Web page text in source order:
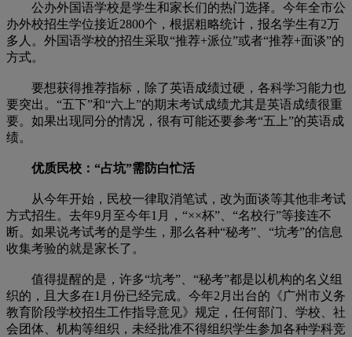
公办外国语学校是学生和家长们的热门选择。今年全市公
办外校招生学位接近2800个，根据粗略统计，报名学生有2万
多人。外国语学校的招生采取“推荐+派位”或者“推荐+面谈”的
方式。
要想获得推荐指标，除了英语成绩过硬，各科学习能力也
要突出。“五下”和“六上”的期末考试成绩尤其是英语成绩很重
要。如果出现同分的情况，很有可能还要参考“五上”的英语成
绩。
优质民校：“占坑”需防白忙活
从今年开始，民校一律取消笔试，改为面谈等其他非考试
方式招生。去年9月至今年1月，“××杯”、“名校行”等接连不
断。如果说考试考的是学生，那么各种“秘考”、“坑考”的信息
收集考验的就是家长了。
值得提醒的是，许多“坑考”、“秘考”都是以机构的名义组
织的，且大多在1月份已经完成。今年2月出台的《广州市义务
教育阶段学校招生工作指导意见》规定，任何部门、学校、社
会团体、机构等组织，未经批准不得组织学生参加各种学科竞